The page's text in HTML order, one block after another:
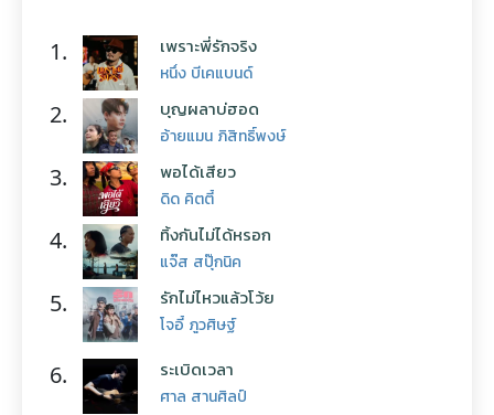
1. เพราะพี่รักจริง
หนึ่ง บีเคแบนด์
2. บุญผลาบ่ฮอด
อ้ายแมน ภิสิทธิ์พงษ์
3. พอได้เสียว
ดิด คิตตี้
4. ทิ้งกันไม่ได้หรอก
แจ๊ส สปุ๊กนิค
5. รักไม่ไหวแล้วโว้ย
โจอี้ ภูวศิษฐ์
6. ระเบิดเวลา
ศาล สานศิลป์